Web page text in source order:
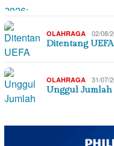
OLAHRAGA 02/08/
Ditentang
OLAHRAGA 31/07/
Unggul Jumlah